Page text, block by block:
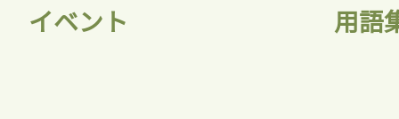
イベント 用語